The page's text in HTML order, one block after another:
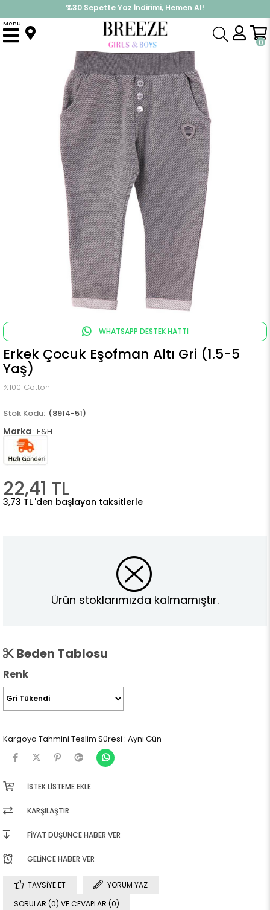
%30 Sepette Yaz İndirimi, Hemen Al!
İndirimlere ek %10 İndirimi Kap, Hemen Üye Ol!
0
Menu
Anasayfa Alt Giyim Eşofman Altı Erkek Çocuk Eşofman Altı Gri (1.5-5 Yaş)
WHATSAPP DESTEK HATTI
Erkek Çocuk Eşofman Altı Gri (1.5-5
Yaş)
%100 Cotton
(8914-51)
Marka : E&H
22,41 TL
3,73 TL 'den başlayan taksitlerle
Ürün stoklarımızda kalmamıştır.
Beden Tablosu
Renk
Kargoya Tahmini Teslim Süresi : Aynı Gün
İSTEK LISTEME EKLE
KARŞILAŞTIR
FIYAT DÜŞÜNCE HABER VER
GELINCE HABER VER
TAVSIYE ET
YORUM YAZ
SORULAR (0) VE CEVAPLAR (0)